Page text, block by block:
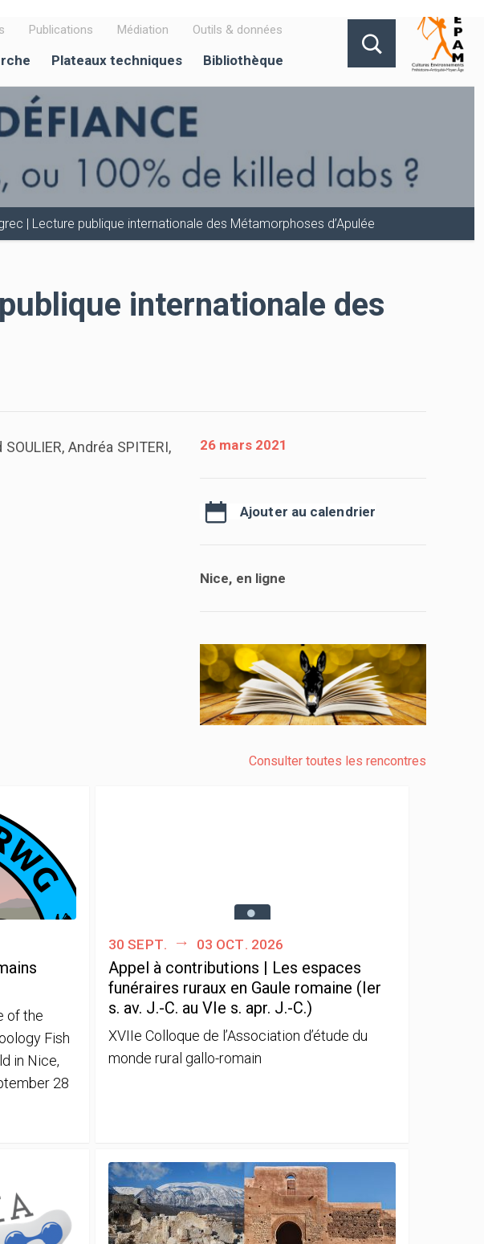
Publications Médiation Outils & données
Plateaux techniques Bibliothèque
| Lecture publique internationale des Métamorphoses d’Apulée
internationale des
Andréa SPITERI,
26 mars 2021
Ajouter au calendrier
Nice, en ligne
Consulter toutes les rencontres
of the
Fish
in Nice,
28
30 sept. 03 oct. 2026
Appel à contributions | Les espaces
funéraires ruraux en Gaule romaine (Ier
s. av. J.-C. au VIe s. apr. J.-C.)
XVIIe Colloque de l’Association d’étude du
monde rural gallo-romain